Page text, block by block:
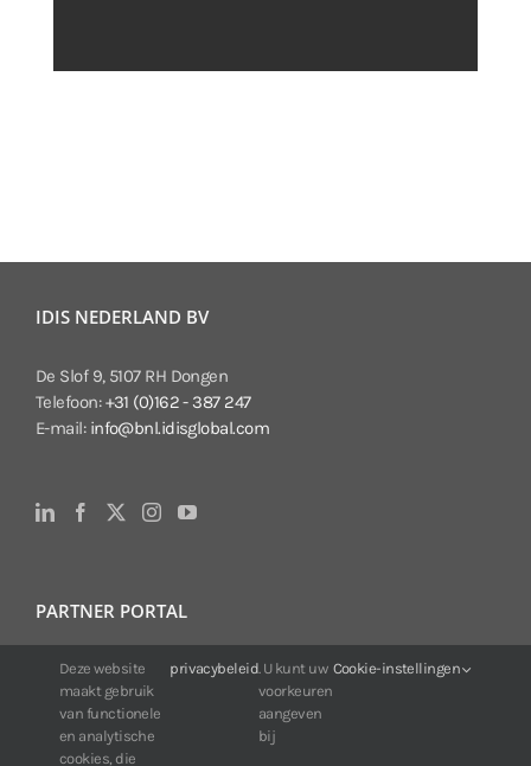
IDIS NEDERLAND BV
De Slof 9, 5107 RH Dongen
Telefoon:+31 (0)162 - 387 247
E-mail: info@bnl.idisglobal.com
PARTNER PORTAL
Voor klanten van IDIS:
24/7 beschikbaarheid, altijd en overal.
Web:https://portal.idisglobal.solutions
Deze website
maakt gebruik
van functionele
en analytische
cookies, die
privacybeleid. U kunt uw
voorkeuren
aangeven
bij
Cookie-instellingen